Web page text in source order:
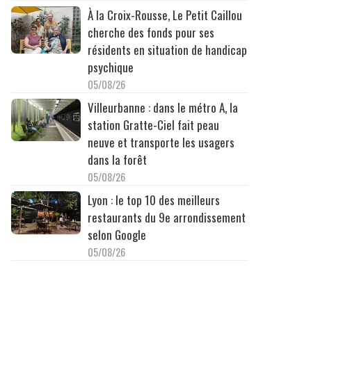
À la Croix-Rousse, Le Petit Caillou
cherche des fonds pour ses
résidents en situation de handicap
psychique
05/08/26
Villeurbanne : dans le métro A, la
station Gratte-Ciel fait peau
neuve et transporte les usagers
dans la forêt
05/08/26
Lyon : le top 10 des meilleurs
restaurants du 9e arrondissement
selon Google
05/08/26